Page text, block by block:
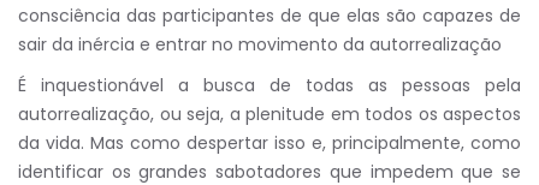
consciência das participantes de que elas são capazes de
sair da inércia e entrar no movimento da autorrealização
É inquestionável a busca de todas as pessoas pela
autorrealização, ou seja, a plenitude em todos os aspectos
da vida. Mas como despertar isso e, principalmente, como
identificar os grandes sabotadores que impedem que se